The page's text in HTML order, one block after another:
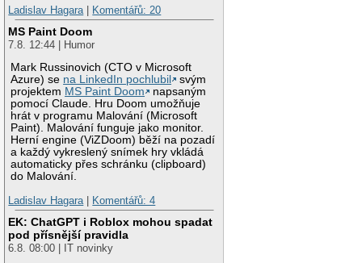
Ladislav Hagara| Komentářů: 20
MS Paint Doom
7.8. 12:44 | Humor
Mark Russinovich (CTO v Microsoft
Azure) se na LinkedIn pochlubil
svým
projektem MS Paint Doom
napsaným
pomocí Claude. Hru Doom umožňuje
hrát v programu Malování (Microsoft
Paint). Malování funguje jako monitor.
Herní engine (ViZDoom) běží na pozadí
a každý vykreslený snímek hry vkládá
automaticky přes schránku (clipboard)
do Malování.
Ladislav Hagara| Komentářů: 4
EK: ChatGPT i Roblox mohou spadat
pod přísnější pravidla
6.8. 08:00 | IT novinky